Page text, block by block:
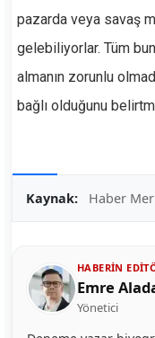
pazarda veya savaş
gelebiliyorlar. Tüm
almanın zorunlu
bağlı olduğunu
Kaynak: Haber
HABERIN
Emre
Yönetici